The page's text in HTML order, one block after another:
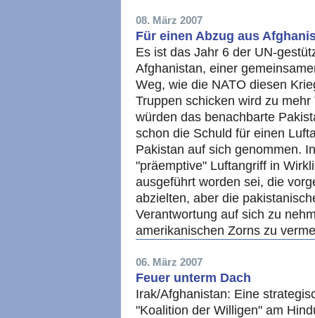
08. März 2007
Für einen Abzug aus
Es ist das Jahr 6 der UN-
Afghanistan, einer
Weg, wie die NATO diesen
Truppen schicken wird zu
würden das benachbarte
schon die Schuld für einen
Pakistan auf sich genommen.
"präemptive" Luftangriff in
ausgeführt worden sei, die
abzielten, aber die
Verantwortung auf sich zu
amerikanischen Zorns zu
06. März 2007
Feuer unterm Dach
Irak/Afghanistan: Eine
"Koalition der Willigen" am